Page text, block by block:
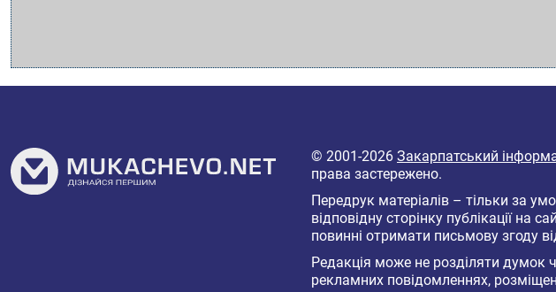
© 2001-2026 Закарпатський
права застережено.
Передрук матеріалів – тільки за
відповідну сторінку публікації на
повинні отримати письмову згоду
Редакція може не розділяти думок
рекламних повідомленнях,